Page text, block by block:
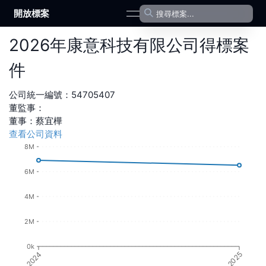
開放標案 open navigation menu
2026年康意科技有限公司得標案
件
公司統一編號： 54705407
董監事：
董事 ： 蔡宜樺
查看公司資料
2024 2025
0k
2M
4M
6M
8M